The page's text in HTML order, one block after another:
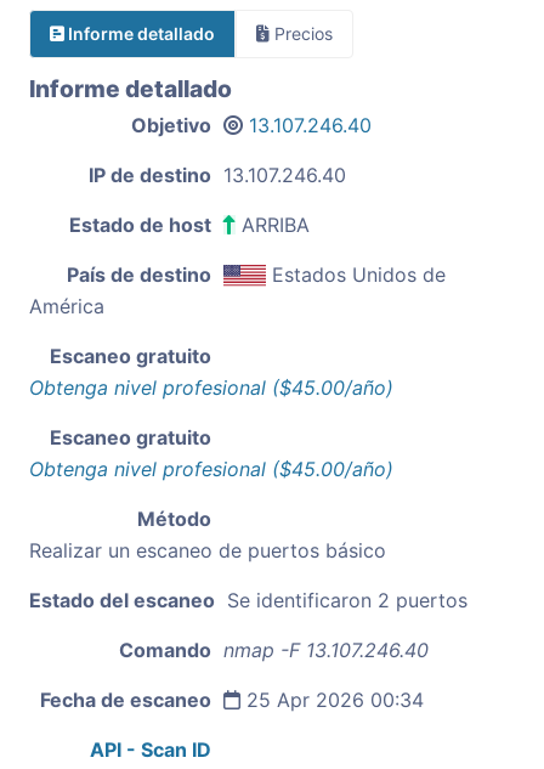
Informe detallado Precios
Informe detallado
Objetivo 13.107.246.40
IP de destino 13.107.246.40
Estado de host ARRIBA
País de destino
Estados Unidos de
América
Escaneo gratuito
Obtenga nivel profesional ($45.00/año)
Escaneo gratuito
Obtenga nivel profesional ($45.00/año)
Método
Realizar un escaneo de puertos básico
Estado del escaneo Se identificaron 2 puertos
Comando nmap -F 13.107.246.40
Fecha de escaneo 25 Apr 2026 00:34
API - Scan ID